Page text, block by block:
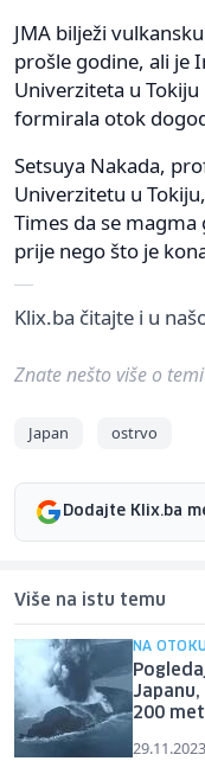
JMA bilježi
prošle godine, ali je
Univerziteta u
formirala otok
Setsuya Nakada,
Univerzitetu u
Times da se
prije nego što je
Klix.ba čitajte i u
Znate nešto više o
Japan ostrvo
Dodajte Klix.ba
Više na istu temu
NA
200